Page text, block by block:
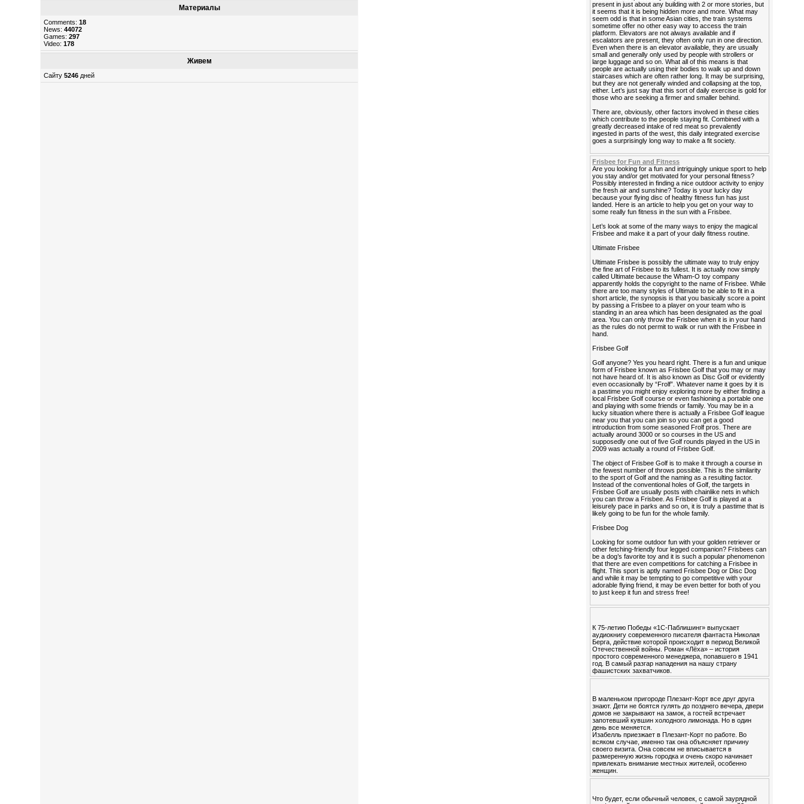
Материалы
Comments:18
News:44072
Games:297
Video:178
Живем
Сайту5246 дней
present in just about any building with 2 or more stories, but
it seems that it is being hidden more and more. What may
seem odd is that in some Asian cities, the train systems
sometime offer no other easy way to access the train
platform. Elevators are not always available and if
escalators are present, they often only run in one direction.
Even when there is an elevator available, they are usually
small and generally only used by people with strollers or
large luggage and so on. What all of this means is that
people are actually using their bodies to walk up and down
staircases which are often rather long. It may be surprising,
but they are not generally winded and collapsing at the top,
either. Let’s just say that this sort of daily exercise is gold for
those who are seeking a firmer and smaller behind.
There are, obviously, other factors involved in these cities
which contribute to the people staying fit. Combined with a
greatly decreased intake of red meat so prevalently
ingested in parts of the west, this daily integrated exercise
goes a surprisingly long way to make a fit society.
Frisbee for Fun and Fitness
Are you looking for a fun and intriguingly unique sport to help
you stay and/or get motivated for your personal fitness?
Possibly interested in finding a nice outdoor activity to enjoy
the fresh air and sunshine? Today is your lucky day
because your flying disc of healthy fitness fun has just
landed. Here is an article to help you get on your way to
some really fun fitness in the sun with a Frisbee.
Let’s look at some of the many ways to enjoy the magical
Frisbee and make it a part of your daily fitness routine.
Ultimate Frisbee
Ultimate Frisbee is possibly the ultimate way to truly enjoy
the fine art of Frisbee to its fullest. It is actually now simply
called Ultimate because the Wham-O toy company
apparently holds the copyright to the name of Frisbee. While
there are too many styles of Ultimate to be able to fit in a
short article, the synopsis is that you basically score a point
by passing a Frisbee to a player on your team who is
standing in an area which has been designated as the goal
area. You can only throw the Frisbee when it is in your hand
as the rules do not permit to walk or run with the Frisbee in
hand.
Frisbee Golf
Golf anyone? Yes you heard right. There is a fun and unique
form of Frisbee known as Frisbee Golf that you may or may
not have heard of. It is also known as Disc Golf or evidently
even occasionally by “Frolf”. Whatever name it goes by it is
a pastime you might enjoy exploring more by either finding a
local Frisbee Golf course or even fashioning a portable one
and playing with some friends or family. You may be in a
lucky situation where there is actually a Frisbee Golf league
near you that you can join so you can get a good
introduction from some seasoned Frolf pros. There are
actually around 3000 or so courses in the US and
supposedly one out of five Golf rounds played in the US in
2009 was actually a round of Frisbee Golf.
The object of Frisbee Golf is to make it through a course in
the fewest number of throws possible. This is the similarity
to the sport of Golf and the naming as a resulting factor.
Instead of the conventional holes of Golf, the targets in
Frisbee Golf are usually posts with chainlike nets in which
you can throw a Frisbee. As Frisbee Golf is played at a
leisurely pace in parks and so on, it is truly a pastime that is
likely going to be fun for the whole family.
Frisbee Dog
Looking for some outdoor fun with your golden retriever or
other fetching-friendly four legged companion? Frisbees can
be a dog’s favorite toy and it is such a popular phenomenon
that there are even competitions for catching a Frisbee in
flight. This sport is aptly named Frisbee Dog or Disc Dog
and while it may be tempting to go competitive with your
adorable flying friend, it may be even better for both of you
to just keep it fun and stress free!
К 75-летию Победы «1С-Паблишинг» выпускает
аудиокнигу современного писателя фантаста Николая
Берга, действие которой происходит в период Великой
Отечественной войны. Роман «Лёха» – история
простого современного менеджера, попавшего в 1941
год. В самый разгар нападения на нашу страну
фашистских захватчиков.
В маленьком пригороде Плезант-Корт все друг друга
знают. Дети не боятся гулять до позднего вечера, двери
домов не закрывают на замок, а гостей встречает
запотевший кувшин холодного лимонада. Но в один
день все меняется.
Изабелль приезжает в Плезант-Корт по работе. Во
всяком случае, именно так она объясняет причину
своего визита. Она совсем не вписывается в
размеренную жизнь городка и очень скоро начинает
привлекать внимание местных жителей, особенно
женщин.
Что будет, если обычный человек, с самой заурядной